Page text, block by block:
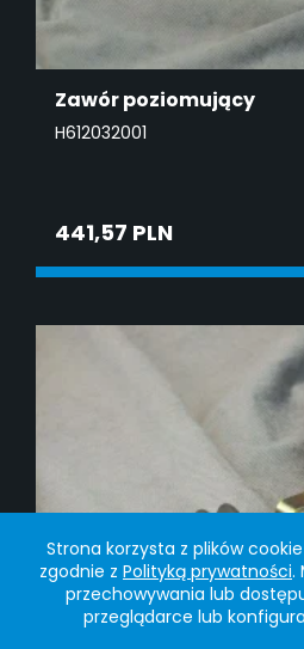
Strona korzysta z plików
zgodnie z Polityką prywatności.
przechowywania lub
przeglądarce lub
Zawór poziomujący
H612032001
441,57 PLN